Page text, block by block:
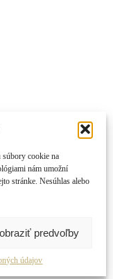
súbory cookie na
nám umožní
stránke. Nesúhlas alebo
predvoľby
údajov